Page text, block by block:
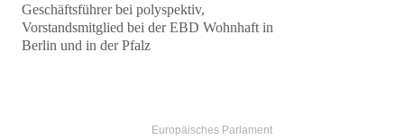
Geschäftsführer bei polyspektiv,
Vorstandsmitglied bei der EBD Wohnhaft in
Berlin und in der Pfalz
Europäisches Parlament